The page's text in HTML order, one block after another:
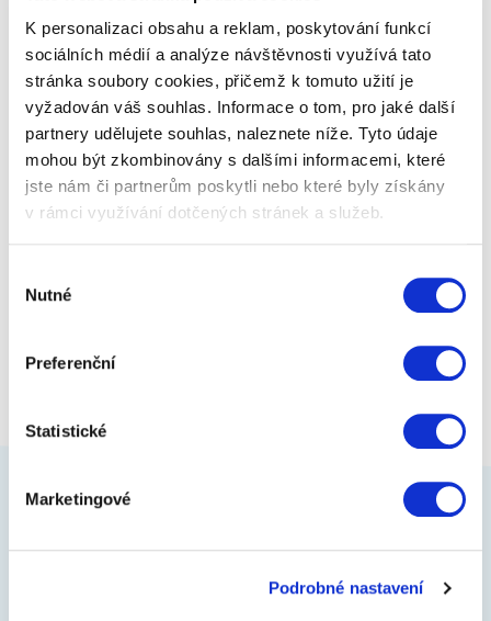
K personalizaci obsahu a reklam, poskytování funkcí
sociálních médií a analýze návštěvnosti využívá tato
stránka soubory cookies, přičemž k tomuto užití je
vyžadován váš souhlas. Informace o tom, pro jaké další
partnery udělujete souhlas, naleznete níže. Tyto údaje
mohou být zkombinovány s dalšími informacemi, které
jste nám či partnerům poskytli nebo které byly získány
v rámci využívání dotčených stránek a služeb.
souhlasu
Nutné
Preferenční
Statistické
Marketingové
Podrobné nastavení
rádi posedí na záchodě.…
119 Kč Zobrazit více
Náramek přežití